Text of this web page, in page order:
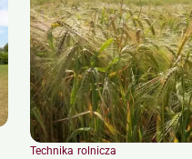
Technika rolnicza